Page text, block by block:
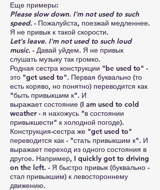
Еще примеры:
Please slow down. I'm not used to such
speed. - Пожалуйста, поезжай медленнее.
Я не привык к такой скорости.
Let's leave. I'm not used to such loud
music. - Давай уйдем. Я не привык
слушать музыку так громко.
Родная сестра конструкции "be used to" -
это "get used to". Первая буквально (то
есть коряво, но понятно) переводится как
"быть привыкшим к". И
выражает состояние (I am used to cold
weather - я нахожусь "в состоянии
привыкшести" к холодной погоде).
Конструкция-сестра же "get used to"
переводится как - "стать привыкшим к". И
выражает переход из одного состояния в
другое. Например, I quickly got to driving
on the left. - Я быстро привык (буквально -
стал привыкшим) к левостороннему
движению.